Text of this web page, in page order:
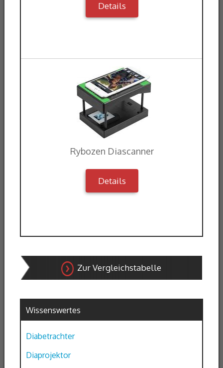
Details
Rybozen Diascanner
Details
Zur Vergleichstabelle
Wissenswertes
Diabetrachter
Diaprojektor